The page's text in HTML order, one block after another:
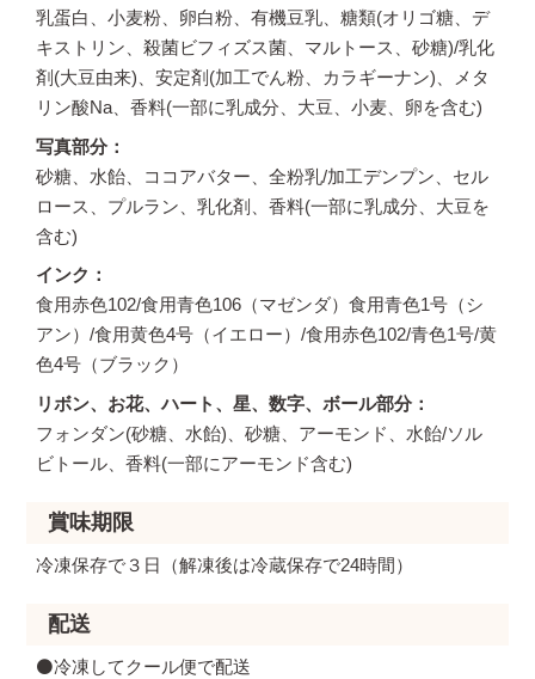
乳蛋白、小麦粉、卵白粉、有機豆乳、糖類(オリゴ糖、デ
キストリン、殺菌ビフィズス菌、マルトース、砂糖)/乳化
剤(大豆由来)、安定剤(加工でん粉、カラギーナン)、メタ
リン酸Na、香料(一部に乳成分、大豆、小麦、卵を含む)
写真部分
砂糖、水飴、ココアバター、全粉乳/加工デンプン、セル
ロース、プルラン、乳化剤、香料(一部に乳成分、大豆を
含む)
インク
食用赤色102/食用青色106（マゼンダ）食用青色1号（シ
アン）/食用黄色4号（イエロー）/食用赤色102/青色1号/黄
色4号（ブラック）
リボン、お花、ハート、星、数字、ボール部分
フォンダン(砂糖、水飴)、砂糖、アーモンド、水飴/ソル
ビトール、香料(一部にアーモンド含む)
賞味期限
冷凍保存で３日（解凍後は冷蔵保存で24時間）
配送
⚫️冷凍してクール便で配送